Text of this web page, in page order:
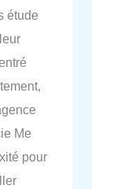
étude
Me
pour